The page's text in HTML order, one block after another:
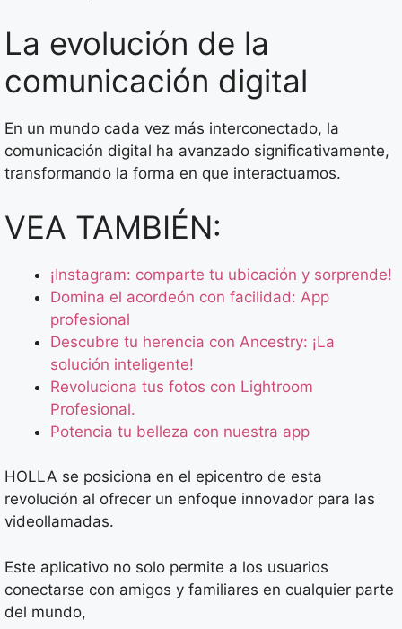
La evolución de la
comunicación digital
En un mundo cada vez más interconectado, la
comunicación digital ha avanzado significativamente,
transformando la forma en que interactuamos.
VEA TAMBIÉN:
¡Instagram: comparte tu ubicación y sorprende!
Domina el acordeón con facilidad: App
profesional
Descubre tu herencia con Ancestry: ¡La
solución inteligente!
Revoluciona tus fotos con Lightroom
Profesional.
Potencia tu belleza con nuestra app
HOLLA se posiciona en el epicentro de esta
revolución al ofrecer un enfoque innovador para las
videollamadas.
Este aplicativo no solo permite a los usuarios
conectarse con amigos y familiares en cualquier parte
del mundo,